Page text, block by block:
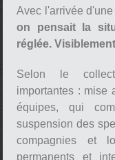
Avec l'arrivée
on pensait la
réglée.
Selon le
importantes : mise
équipes, qui
suspension des
compagnies et
permanents et